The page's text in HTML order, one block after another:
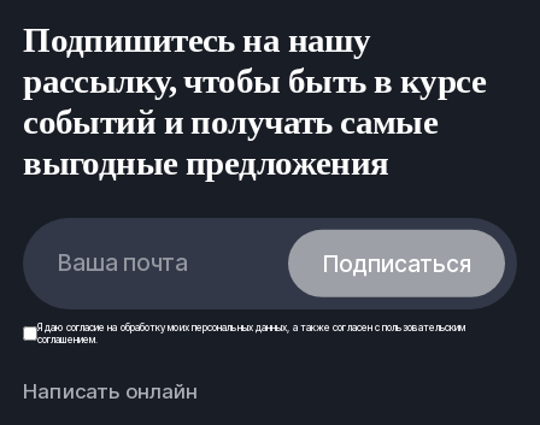
Подпишитесь на нашу
рассылку, чтобы быть в курсе
событий и получать самые
выгодные предложения
Ваша почта Подписаться
Я даю согласие на обработку моих персональных данных , а также согласен спользовательским
соглашением.
Написать онлайн